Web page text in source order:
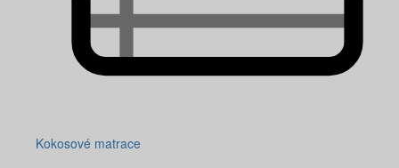
Kokosové matrace